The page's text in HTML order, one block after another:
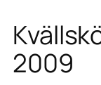
2009